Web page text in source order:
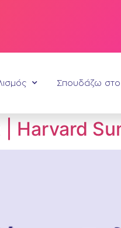
Σπουδάζω στο
| Harvard